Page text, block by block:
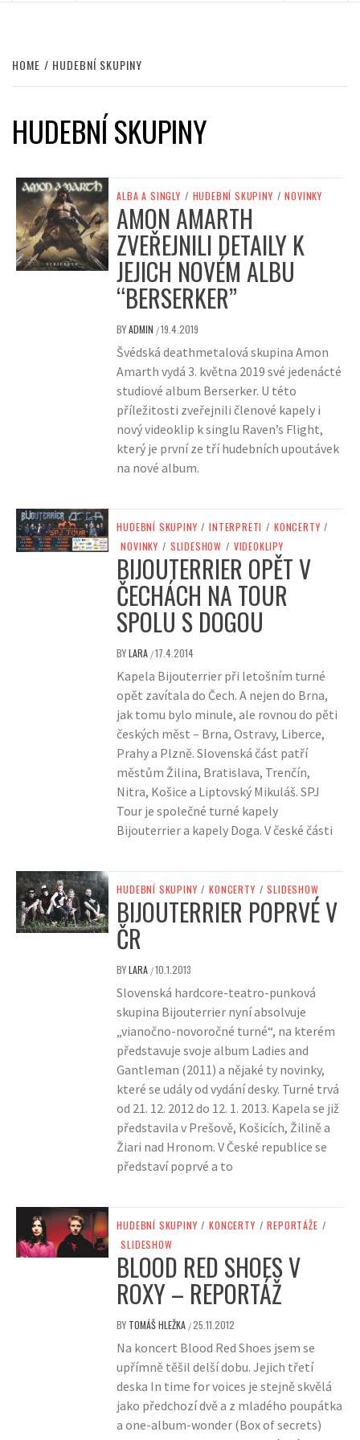
HOME HUDEBNÍ SKUPINY
HUDEBNÍ SKUPINY
ALBA A SINGLY / HUDEBNÍ SKUPINY / NOVINKY
AMON AMARTH
ZVEŘEJNILI DETAILY K
JEJICH NOVÉM ALBU
“BERSERKER”
BYADMIN /19.4.2019
Švédská deathmetalová skupina Amon
Amarth vydá 3. května 2019 své jedenácté
studiové album Berserker. U této
příležitosti zveřejnili členové kapely i
nový videoklip k singlu Raven’s Flight,
který je první ze tří hudebních upoutávek
na nové album.
HUDEBNÍ SKUPINY / INTERPRETI / KONCERTY /
NOVINKY / SLIDESHOW / VIDEOKLIPY
BIJOUTERRIER OPĚT V
ČECHÁCH NA TOUR
SPOLU S DOGOU
BYLARA /17.4.2014
Kapela Bijouterrier při letošním turné
opět zavítala do Čech. A nejen do Brna,
jak tomu bylo minule, ale rovnou do pěti
českých měst – Brna, Ostravy, Liberce,
Prahy a Plzně. Slovenská část patří
městům Žilina, Bratislava, Trenčín,
Nitra, Košice a Liptovský Mikuláš. SPJ
Tour je společné turné kapely
Bijouterrier a kapely Doga. V české části
HUDEBNÍ SKUPINY / KONCERTY / SLIDESHOW
BIJOUTERRIER POPRVÉ V
ČR
BYLARA /10.1.2013
Slovenská hardcore-teatro-punková
skupina Bijouterrier nyní absolvuje
„vianočno-novoročné turné“, na kterém
představuje svoje album Ladies and
Gantleman (2011) a nějaké ty novinky,
které se udály od vydání desky. Turné trvá
od 21. 12. 2012 do 12. 1. 2013. Kapela se již
představila v Prešově, Košicích, Žilině a
Žiari nad Hronom. V České republice se
představí poprvé a to
HUDEBNÍ SKUPINY / KONCERTY / REPORTÁŽE /
SLIDESHOW
BLOOD RED SHOES V
ROXY – REPORTÁŽ
BY TOMÁŠ HLEŽKA /25.11.2012
Na koncert Blood Red Shoes jsem se
upřímně těšil delší dobu. Jejich třetí
deska In time for voices je stejně skvělá
jako předchozí dvě a z mladého poupátka
a one-album-wonder (Box of secrets)